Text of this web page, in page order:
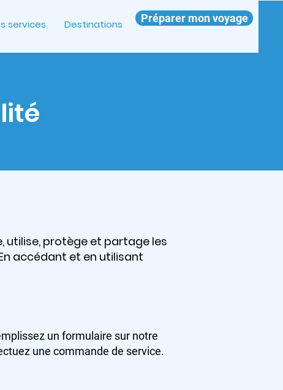
services Destinations Préparer mon voyage
utilise, protège et partage les
accédant et en utilisant
un formulaire sur notre
une commande de service.